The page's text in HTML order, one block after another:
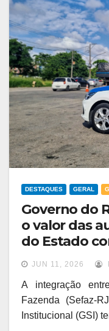
DESTAQUES GERAL
Governo do
o valor das
do Estado
JUN 11, 2026
A integração
Fazenda (Sefaz-
Institucional (GSI)